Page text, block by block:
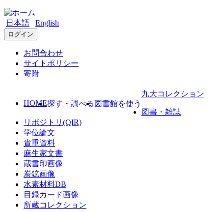
日本語 English
ログイン
お問合わせ
サイトポリシー
寄附
HOME探す・調べる 図書館を使う
九大コレクション
図書・雑誌
リポジトリ(QIR)
学位論文
貴重資料
麻生家文書
蔵書印画像
炭鉱画像
水素材料DB
目録カード画像
所蔵コレクション